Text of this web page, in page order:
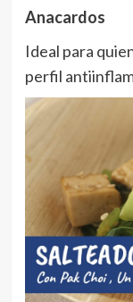
Anacardos
Ideal para
perfil